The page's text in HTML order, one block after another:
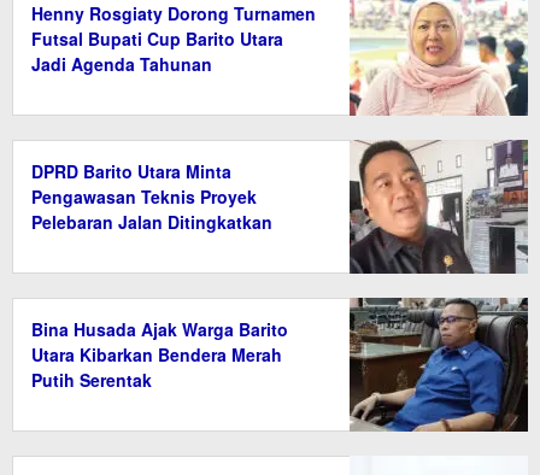
Henny Rosgiaty Dorong Turnamen
Futsal Bupati Cup Barito Utara
Jadi Agenda Tahunan
DPRD Barito Utara Minta
Pengawasan Teknis Proyek
Pelebaran Jalan Ditingkatkan
Bina Husada Ajak Warga Barito
Utara Kibarkan Bendera Merah
Putih Serentak